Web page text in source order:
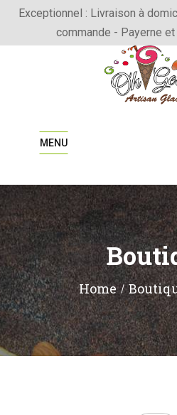
Exceptionnel : Livraison à
commande - Payerne et
MENU
Home